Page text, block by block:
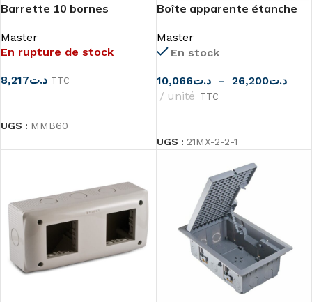
Barrette 10 bornes
Master
En rupture de stock
د.ت8,217
TTC
UGS : MMB60
Boîte apparente étanche
Master
En stock
د.ت10,066 – د.ت26,200
unité TTC
UGS : 21MX-2-2-1